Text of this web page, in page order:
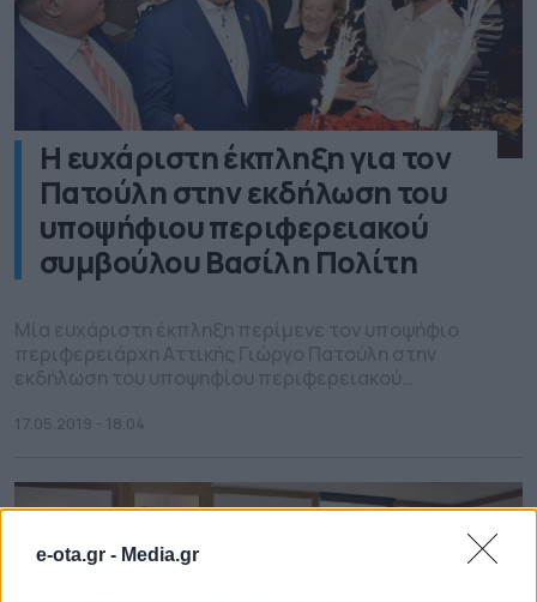
e-ota.gr - Media.gr
Η ευχάριστη έκπληξη για τον
Πατούλη στην εκδήλωση του
υποψήφιου περιφερειακού
συμβούλου Βασίλη Πολίτη
(ε.α.) Βασίλη Πολίτη σε κέντρο της παραλίας.
happening για να ευχηθούν οι παρευρισκόμενοι
Νέα […]
17.05.2019 - 18.04